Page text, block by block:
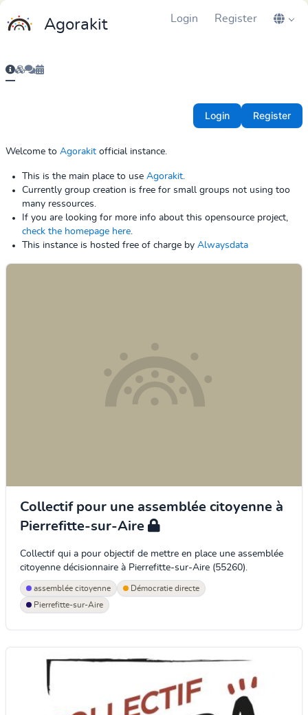
Agorakit Login Register
Login Register
Welcome to Agorakit official instance.
This is the main place to use Agorakit.
Currently group creation is free for small groups not using too
many ressources.
If you are looking for more info about this opensource project,
check the homepage here.
This instance is hosted free of charge by Alwaysdata
Collectif pour une assemblée citoyenne à
Pierrefitte-sur-Aire
Collectif qui a pour objectif de mettre en place une assemblée
citoyenne décisionnaire à Pierrefitte-sur-Aire (55260).
assemblée citoyenne
Démocratie directe
Pierrefitte-sur-Aire